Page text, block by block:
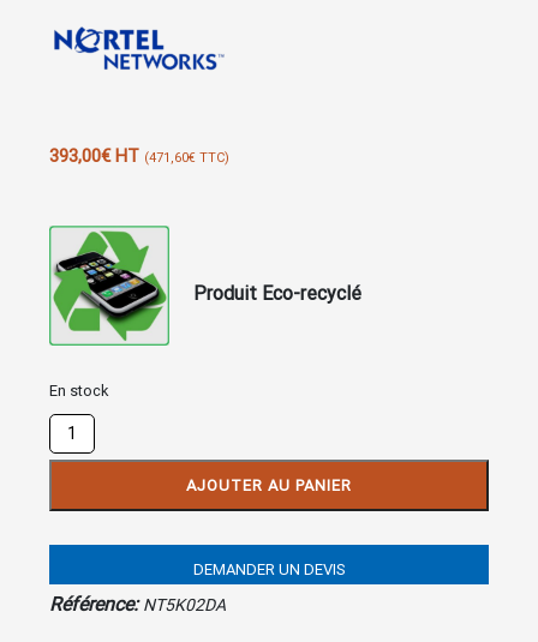
393,00€HT (471,60€ TTC)
Produit Eco-recyclé
En stock
quantité
de
IPE
AJOUTER AU PANIER
DEMANDER UN DEVIS
Référence:NT5K02DA